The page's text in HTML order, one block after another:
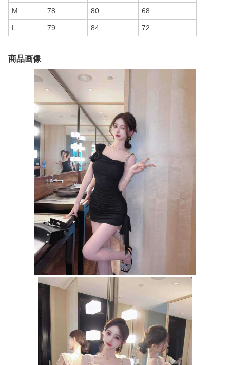
M 78 80 68
L 79 84 72
商品画像